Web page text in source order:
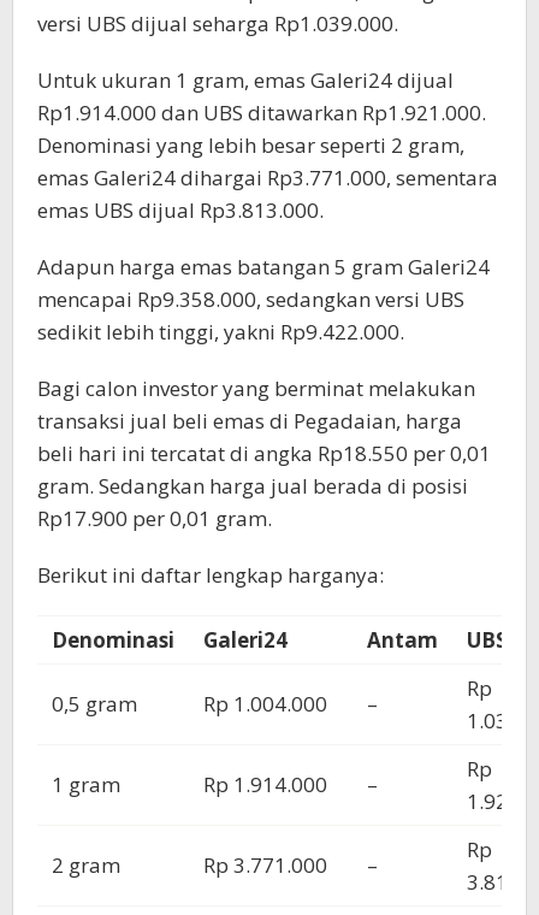
versi UBS dijual seharga Rp1.039.000.
Untuk ukuran 1 gram, emas Galeri24 dijual
Rp1.914.000 dan UBS ditawarkan Rp1.921.000.
Denominasi yang lebih besar seperti 2 gram,
emas Galeri24 dihargai Rp3.771.000, sementara
emas UBS dijual Rp3.813.000.
Adapun harga emas batangan 5 gram Galeri24
mencapai Rp9.358.000, sedangkan versi UBS
sedikit lebih tinggi, yakni Rp9.422.000.
Bagi calon investor yang berminat melakukan
transaksi jual beli emas di Pegadaian, harga
beli hari ini tercatat di angka Rp18.550 per 0,01
gram. Sedangkan harga jual berada di posisi
Rp17.900 per 0,01 gram.
Berikut ini daftar lengkap harganya:
Denominasi Galeri24 Antam UBS
0,5 gram Rp 1.004.000 –
Rp
1 gram Rp 1.914.000 –
Rp
2 gram Rp 3.771.000 –
Rp